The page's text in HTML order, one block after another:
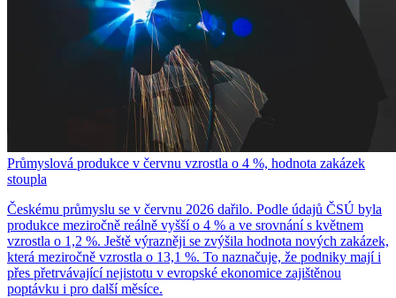
Průmyslová produkce v červnu vzrostla o 4 %, hodnota zakázek
stoupla
Českému průmyslu se v červnu 2026 dařilo. Podle údajů ČSÚ byla
produkce meziročně reálně vyšší o 4 % a ve srovnání s květnem
vzrostla o 1,2 %. Ještě výrazněji se zvýšila hodnota nových zakázek,
která meziročně vzrostla o 13,1 %. To naznačuje, že podniky mají i
přes přetrvávající nejistotu v evropské ekonomice zajištěnou
poptávku i pro další měsíce.